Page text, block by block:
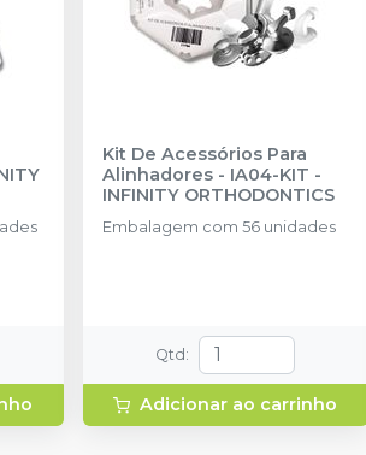
Kit De Acessórios Para
Alinhadores - IA04-KIT -
INFINITY ORTHODONTICS
Embalagem com 56 unidades
Qtd :
Adicionar ao carrinho